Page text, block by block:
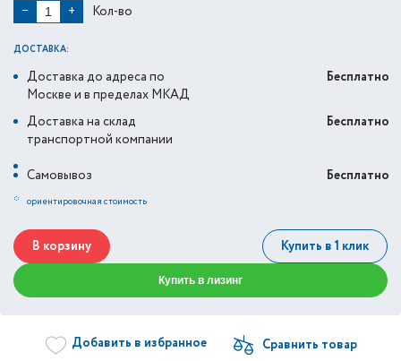
− + Кол-во
ДОСТАВКА:
Доставка до адреса по
Москве и в пределах МКАД
Бесплатно
Доставка на склад
транспортной компании
Бесплатно
Самовывоз
Бесплатно
* ориентировочная стоимость
В корзину Купить в 1 клик
Купить в лизинг
Добавить в избранное